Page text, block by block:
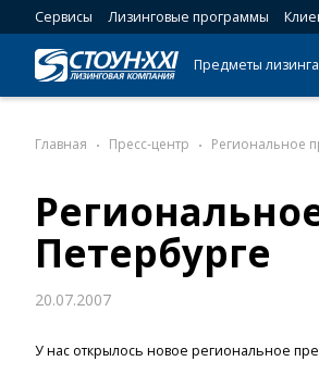
Сервисы Лизинговые программы
Предметы лизинга
Главная Пресс-центр Региональное
Петербурге
20.07.2007
У нас открылось новое региональное